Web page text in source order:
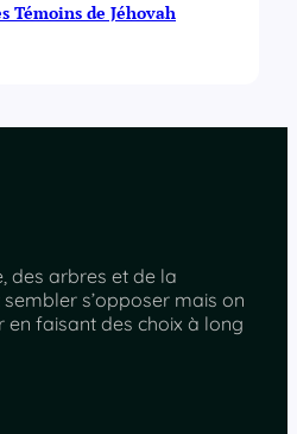
Témoins de Jéhovah
des arbres et de la
s’opposer mais on
en faisant des choix à long